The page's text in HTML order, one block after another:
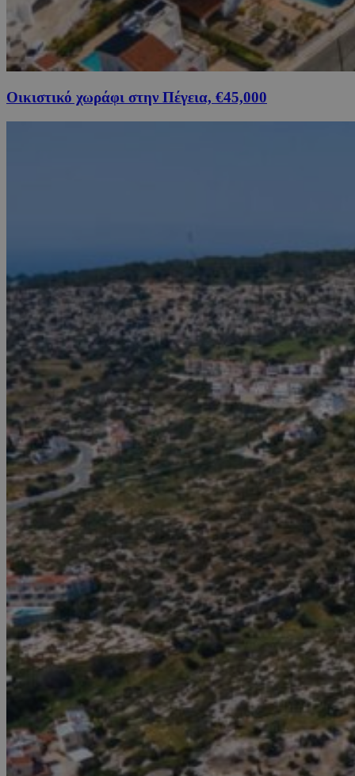
Οικιστικό χωράφι στην Πέγεια, €45,000